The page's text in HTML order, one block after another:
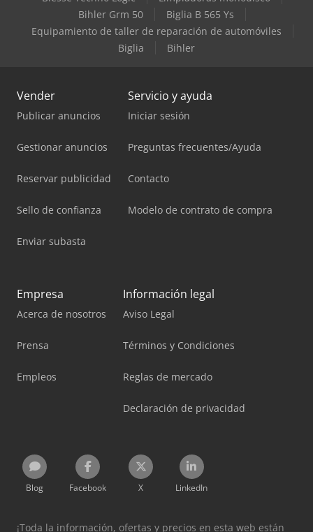
Bihler Grm 50
Biglia B 565 Ys
Equipamiento de taller de reparación de automóviles
Biglia
Bihler
Vender
Publicar anuncios
Gestionar anuncios
Reservar publicidad
Sello de confianza
Enviar subasta
Servicio y ayuda
Iniciar sesión
Preguntas frecuentes/Ayuda
Contacto
Modelo de contrato de compra
Empresa
Acerca de nosotros
Prensa
Empleos
Información legal
Aviso Legal
Términos y Condiciones
Reglas de mercado
Declaración de privacidad
Blog Facebook X LinkedIn
¡Toda la información, ofertas y precios en esta web están